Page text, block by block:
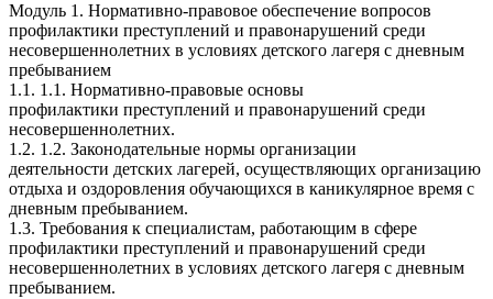
Модуль 1. Нормативно-правовое обеспечение вопросов
профилактики преступлений и правонарушений среди
несовершеннолетних в условиях детского лагеря с дневным
пребыванием
1.1. 1.1. Нормативно-правовые основы
профилактики преступлений и правонарушений среди
несовершеннолетних.
1.2. 1.2. Законодательные нормы организации
деятельности детских лагерей, осуществляющих организацию
отдыха и оздоровления обучающихся в каникулярное время с
дневным пребыванием.
1.3. Требования к специалистам, работающим в сфере
профилактики преступлений и правонарушений среди
несовершеннолетних в условиях детского лагеря с дневным
пребыванием.